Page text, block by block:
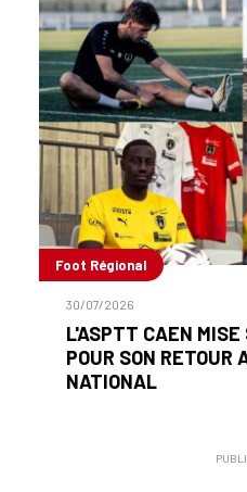
Foot Régional
30/07/2026
L'ASPTT CAEN
POUR SON RETOUR
NATIONAL